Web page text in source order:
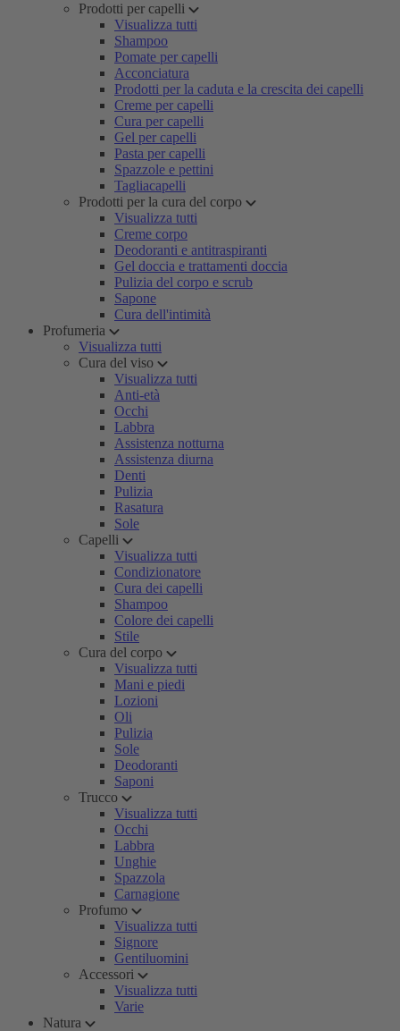
Prodotti per capelli
Visualizza tutti
Shampoo
Pomate per capelli
Acconciatura
Prodotti per la caduta e la crescita dei capelli
Creme per capelli
Cura per capelli
Gel per capelli
Pasta per capelli
Spazzole e pettini
Tagliacapelli
Prodotti per la cura del corpo
Visualizza tutti
Creme corpo
Deodoranti e antitraspiranti
Gel doccia e trattamenti doccia
Pulizia del corpo e scrub
Sapone
Cura dell'intimità
Profumeria
Visualizza tutti
Cura del viso
Visualizza tutti
Anti-età
Occhi
Labbra
Assistenza notturna
Assistenza diurna
Denti
Pulizia
Rasatura
Sole
Capelli
Visualizza tutti
Condizionatore
Cura dei capelli
Shampoo
Colore dei capelli
Stile
Cura del corpo
Visualizza tutti
Mani e piedi
Lozioni
Oli
Pulizia
Sole
Deodoranti
Saponi
Trucco
Visualizza tutti
Occhi
Labbra
Unghie
Spazzola
Carnagione
Profumo
Visualizza tutti
Signore
Gentiluomini
Accessori
Visualizza tutti
Varie
Natura